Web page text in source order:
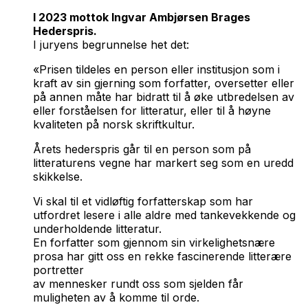
I 2023 mottok Ingvar Ambjørsen Brages
Hederspris.
I juryens begrunnelse het det:
«Prisen tildeles en person eller institusjon som i
kraft av sin gjerning som forfatter, oversetter eller
på annen måte har bidratt til å øke utbredelsen av
eller forståelsen for litteratur, eller til å høyne
kvaliteten på norsk skriftkultur.
Årets hederspris går til en person som på
litteraturens vegne har markert seg som en uredd
skikkelse.
Vi skal til et vidløftig forfatterskap som har
utfordret lesere i alle aldre med tankevekkende og
underholdende litteratur.
En forfatter som gjennom sin virkelighetsnære
prosa har gitt oss en rekke fascinerende litterære
portretter
av mennesker rundt oss som sjelden får
muligheten av å komme til orde.